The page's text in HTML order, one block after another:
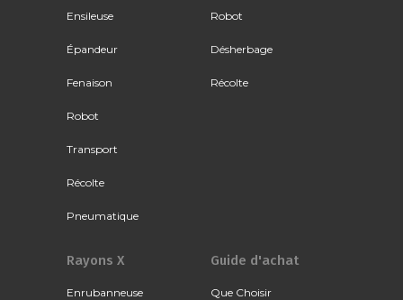
Ensileuse
Épandeur
Fenaison
Robot
Transport
Récolte
Pneumatique
Robot
Désherbage
Récolte
Rayons X
Enrubanneuse
Guide d'achat
Que Choisir